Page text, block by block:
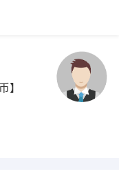
】